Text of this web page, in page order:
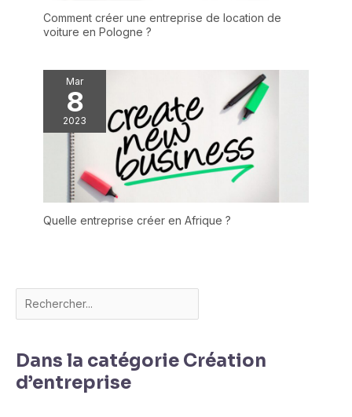
Comment créer une entreprise de location de
voiture en Pologne ?
Mar
8
2023
Quelle entreprise créer en Afrique ?
Dans la catégorie Création
d’entreprise